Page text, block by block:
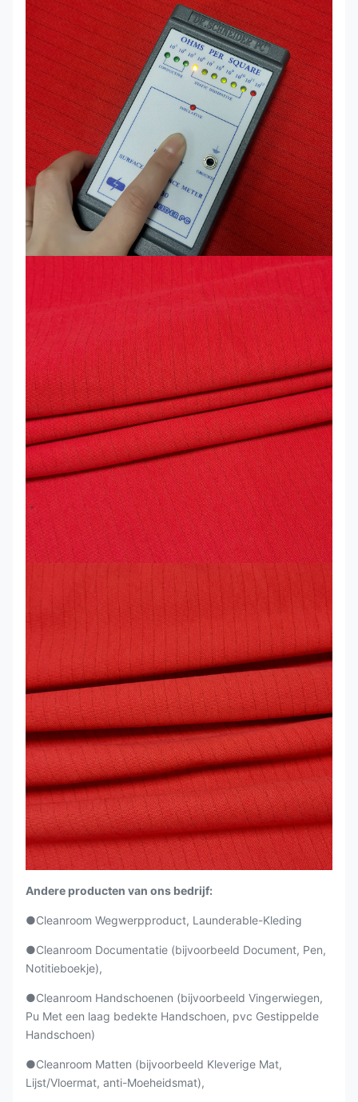
Andere producten van ons bedrijf:
●Cleanroom Wegwerpproduct, Launderable-Kleding
●Cleanroom Documentatie (bijvoorbeeld Document, Pen,
Notitieboekje),
●Cleanroom Handschoenen (bijvoorbeeld Vingerwiegen,
Pu Met een laag bedekte Handschoen, pvc Gestippelde
Handschoen)
●Cleanroom Matten (bijvoorbeeld Kleverige Mat,
Lijst/Vloermat, anti-Moeheidsmat),